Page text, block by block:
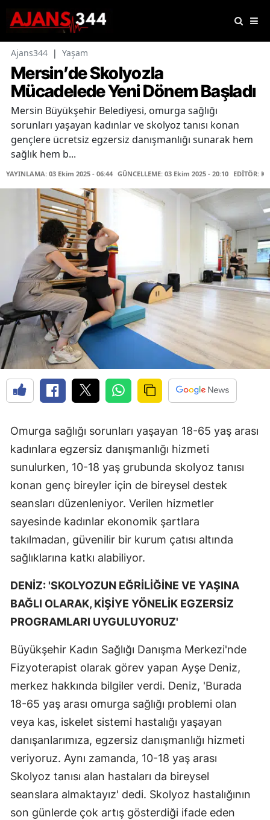
Ajans344 | Yaşam
Mersin’de Skolyozla
Mücadelede Yeni Dönem Başladı
Mersin Büyükşehir Belediyesi, omurga sağlığı
sorunları yaşayan kadınlar ve skolyoz tanısı konan
gençlere ücretsiz egzersiz danışmanlığı sunarak hem
sağlık hem b...
YAYINLAMA: 03 Ekim 2025 - 06:44 GÜNCELLEME: 03 Ekim 2025 - 20:10 EDİTÖR:
Omurga sağlığı sorunları yaşayan 18-65 yaş arası
kadınlara egzersiz danışmanlığı hizmeti
sunulurken, 10-18 yaş grubunda skolyoz tanısı
konan genç bireyler için de bireysel destek
seansları düzenleniyor. Verilen hizmetler
sayesinde kadınlar ekonomik şartlara
takılmadan, güvenilir bir kurum çatısı altında
sağlıklarına katkı alabiliyor.
DENİZ: 'SKOLYOZUN EĞRİLİĞİNE VE YAŞINA
BAĞLI OLARAK, KİŞİYE YÖNELİK EGZERSİZ
PROGRAMLARI UYGULUYORUZ'
Büyükşehir Kadın Sağlığı Danışma Merkezi'nde
Fizyoterapist olarak görev yapan Ayşe Deniz,
merkez hakkında bilgiler verdi. Deniz, 'Burada
18-65 yaş arası omurga sağlığı problemi olan
veya kas, iskelet sistemi hastalığı yaşayan
danışanlarımıza, egzersiz danışmanlığı hizmeti
veriyoruz. Aynı zamanda, 10-18 yaş arası
Skolyoz tanısı alan hastaları da bireysel
seanslara almaktayız' dedi. Skolyoz hastalığının
son günlerde çok artış gösterdiği ifade eden